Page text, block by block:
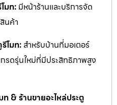
มท: มีหน้าร้านและบริการจัด
นค้า
โมท:สำหรับบ้านที่มอเตอร์
กรดรุ่นใหม่ที่มีประสิทธิภาพสูง
ท & ร้านขายอะไหล่ประตู